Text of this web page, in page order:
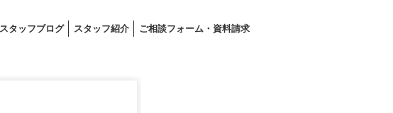
スタッフブログ スタッフ紹介 ご相談フォーム・資料請求